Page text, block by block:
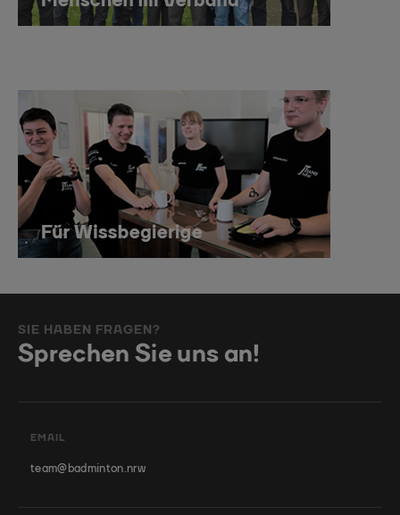
SIE HABEN FRAGEN?
Sprechen Sie uns an!
EMAIL
team@badminton.nrw